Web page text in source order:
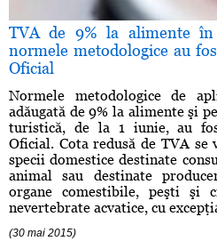
TVA de 9% la alimente
normele metodologice au
Oficial
Normele metodologice de
adăugată de 9% la alimente şi
turistică, de la 1 iunie, au
Oficial. Cota redusă de TVA
specii domestice destinate
animal sau destinate
organe comestibile, peşti şi
nevertebrate acvatice, cu
(30 mai 2015)